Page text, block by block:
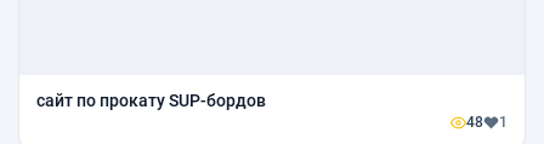
сайт по прокату SUP-бордов
48 1